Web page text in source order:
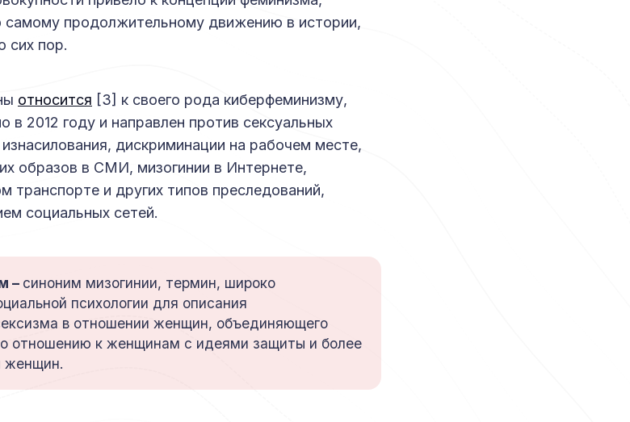
самому продолжительному движению в истории,
сих пор.
относится [3] к своего рода киберфеминизму,
в 2012 году и направлен против сексуальных
дискриминации на рабочем месте,
образов в СМИ, мизогинии в Интернете,
транспорте и других типов преследований,
социальных сетей.
– синоним мизогинии, термин, широко
психологии для описания
в отношении женщин, объединяющего
отношению к женщинам с идеями защиты и более
женщин.